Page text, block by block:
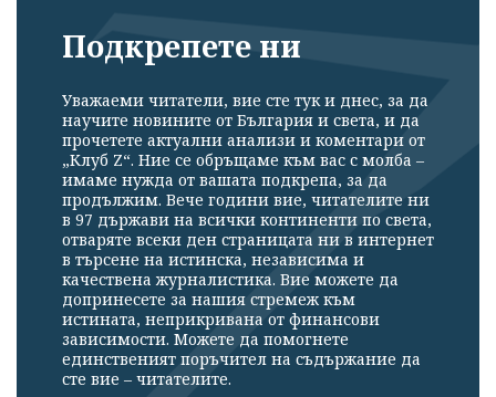
Подкрепете ни
Уважаеми читатели, вие сте тук и днес, за да
научите новините от България и света, и да
прочетете актуални анализи и коментари от
„Клуб Z“. Ние се обръщаме към вас с молба –
имаме нужда от вашата подкрепа, за да
продължим. Вече години вие, читателите ни
в 97 държави на всички континенти по света,
отваряте всеки ден страницата ни в интернет
в търсене на истинска, независима и
качествена журналистика. Вие можете да
допринесете за нашия стремеж към
истината, неприкривана от финансови
зависимости. Можете да помогнете
единственият поръчител на съдържание да
сте вие – читателите.